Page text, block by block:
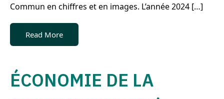
Commun en chiffres et en images. L’année 2024 […]
Read More
ÉCONOMIE DE LA